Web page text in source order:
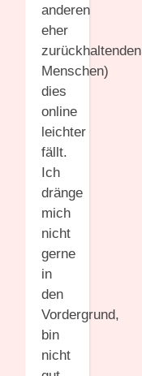
anderen
eher
zurückhaltenden
Menschen)
dies
online
leichter
fällt.
Ich
dränge
mich
nicht
gerne
in
den
Vordergrund,
bin
nicht